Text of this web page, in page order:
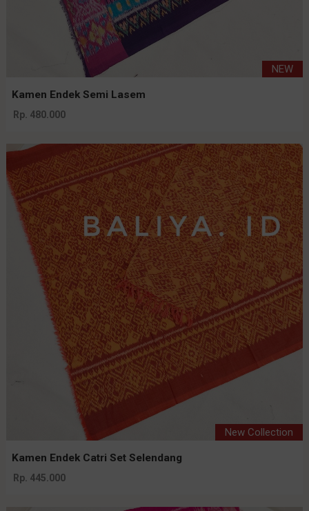
NEW
Kamen Endek Semi Lasem
Rp. 480.000
New Collection
Kamen Endek Catri Set Selendang
Rp. 445.000